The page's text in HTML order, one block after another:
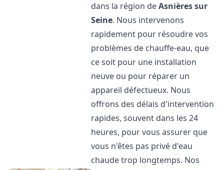
dans la région deAsnières sur
Seine. Nous intervenons
rapidement pour résoudre vos
problèmes de chauffe-eau, que
ce soit pour une installation
neuve ou pour réparer un
appareil défectueux. Nous
offrons des délais d'intervention
rapides, souvent dans les 24
heures, pour vous assurer que
vous n'êtes pas privé d'eau
chaude trop longtemps. Nos